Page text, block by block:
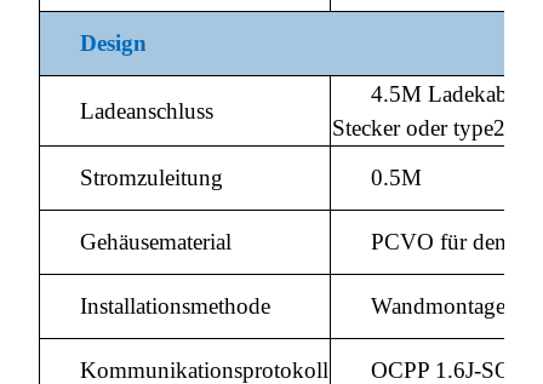
Design
Ladeanschluss
4.5M Ladekabel
Stecker oder type2
Stromzuleitung
0.5M
Gehäusematerial PCVO für den
Installationsmethode Wandmontage/
Kommunikationsprotokoll OCPP 1.6J-SON